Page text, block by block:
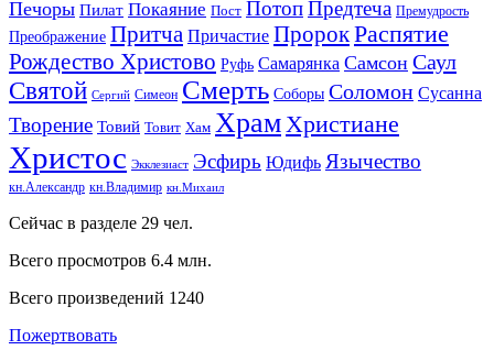
Печоры Пилат Покаяние Пост ПотопПредтеча Премудрость
Преображение Притча Причастие ПророкРаспятие
Рождество Христово Руфь Самарянка Самсон Саул
Святой Сергий Симеон Смерть Соборы Соломон Сусанна
Творение Товий Товит Хам Храм Христиане
Христос Экклезиаст Эсфирь Юдифь Язычество
кн.Александр кн.Владимир кн.Михаил
Сейчас в разделе 29 чел.
Всего просмотров 6.4 млн.
Всего произведений 1240
Пожертвовать